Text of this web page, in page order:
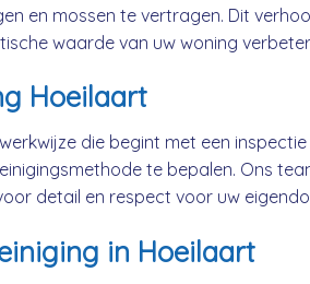
en mossen te vertragen. Dit
waarde van uw woning
Hoeilaart
die begint met een
te bepalen. Ons
detail en respect voor uw
in Hoeilaart